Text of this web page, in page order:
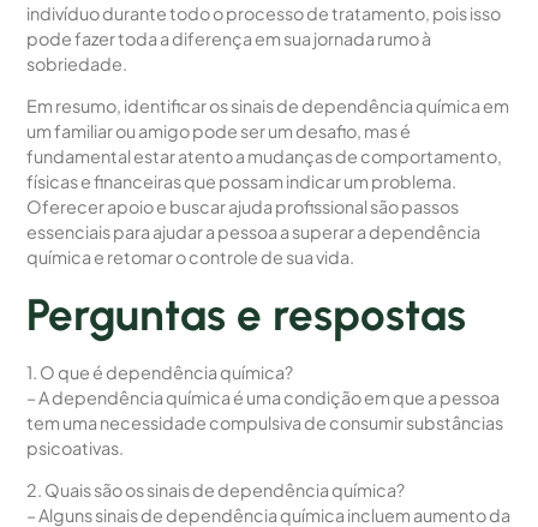
indivíduo durante todo o processo de tratamento, pois isso
pode fazer toda a diferença em sua jornada rumo à
sobriedade.
Em resumo, identificar os sinais de dependência química em
um familiar ou amigo pode ser um desafio, mas é
fundamental estar atento a mudanças de comportamento,
físicas e financeiras que possam indicar um problema.
Oferecer apoio e buscar ajuda profissional são passos
essenciais para ajudar a pessoa a superar a dependência
química e retomar o controle de sua vida.
Perguntas e respostas
1. O que é dependência química?
– A dependência química é uma condição em que a pessoa
tem uma necessidade compulsiva de consumir substâncias
psicoativas.
2. Quais são os sinais de dependência química?
– Alguns sinais de dependência química incluem aumento da